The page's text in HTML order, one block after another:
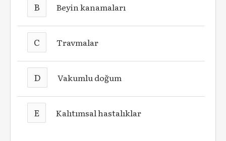
B Beyin kanamaları
C Travmalar
D Vakumlu doğum
E Kalıtımsal hastalıklar